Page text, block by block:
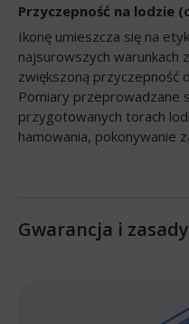
Przyczepność na lodzie
Ikonę umieszcza się na
najsurowszych warunkach
zwiększoną przyczepność
Pomiary przeprowadzane
przygotowanych torach
hamowania, pokonywanie
Gwarancja i